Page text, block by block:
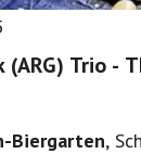
(ARG) Trio -
Biergarten,